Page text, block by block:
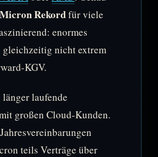
Micron Rekordfür viele
enormes
gleichzeitig nicht extrem
KGV.
laufende
großen Cloud-Kunden.
teils Verträge über